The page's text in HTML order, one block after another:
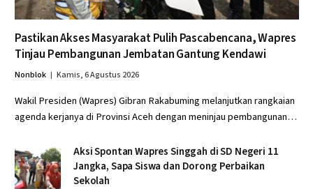
Pastikan Akses Masyarakat Pulih Pascabencana, Wapres
Tinjau Pembangunan Jembatan Gantung Kendawi
Nonblok Kamis, 6 Agustus 2026
Wakil Presiden (Wapres) Gibran Rakabuming melanjutkan rangkaian
agenda kerjanya di Provinsi Aceh dengan meninjau pembangunan…
Aksi Spontan Wapres Singgah di SD Negeri 11
Jangka, Sapa Siswa dan Dorong Perbaikan
Sekolah